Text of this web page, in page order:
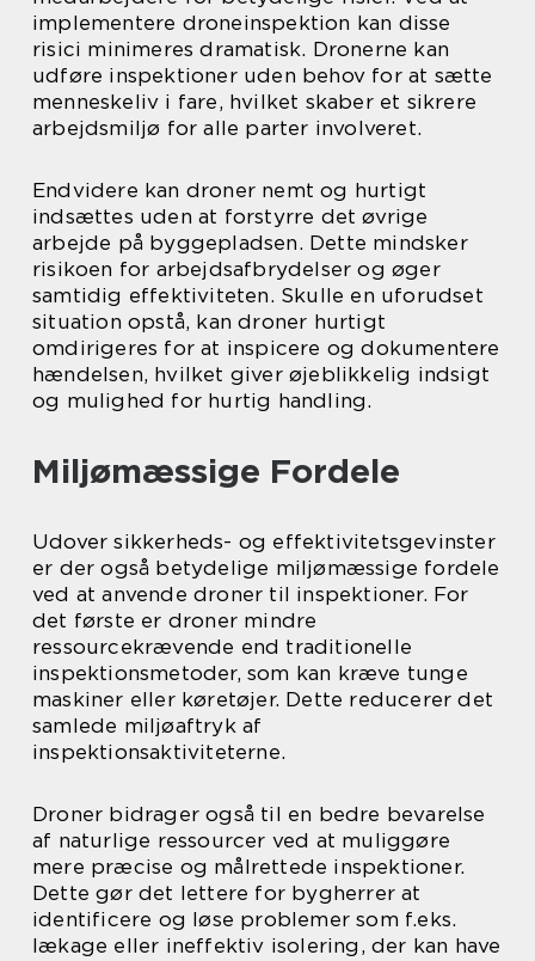
implementere droneinspektion kan disse
risici minimeres dramatisk. Dronerne kan
udføre inspektioner uden behov for at sætte
menneskeliv i fare, hvilket skaber et sikrere
arbejdsmiljø for alle parter involveret.
Endvidere kan droner nemt og hurtigt
indsættes uden at forstyrre det øvrige
arbejde på byggepladsen. Dette mindsker
risikoen for arbejdsafbrydelser og øger
samtidig effektiviteten. Skulle en uforudset
situation opstå, kan droner hurtigt
omdirigeres for at inspicere og dokumentere
hændelsen, hvilket giver øjeblikkelig indsigt
og mulighed for hurtig handling.
Miljømæssige Fordele
Udover sikkerheds- og effektivitetsgevinster
er der også betydelige miljømæssige fordele
ved at anvende droner til inspektioner. For
det første er droner mindre
ressourcekrævende end traditionelle
inspektionsmetoder, som kan kræve tunge
maskiner eller køretøjer. Dette reducerer det
samlede miljøaftryk af
inspektionsaktiviteterne.
Droner bidrager også til en bedre bevarelse
af naturlige ressourcer ved at muliggøre
mere præcise og målrettede inspektioner.
Dette gør det lettere for bygherrer at
identificere og løse problemer som f.eks.
lækage eller ineffektiv isolering, der kan have